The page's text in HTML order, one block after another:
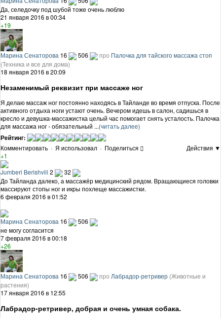
Да, селедочку под шубой тоже очень люблю
21 января 2016 в 00:34
+19
Марина Сенаторова 16 506 про Палочка для тайского массажа стоп
(Техника и все для дома)
18 января 2016 в 20:09
Незаменимый реквизит при массаже ног
Я делаю массаж ног постоянно находясь в Тайланде во время отпуска. После
активного отдыха ноги устают очень. Вечером идешь в салон, садишься в
кресло и девушка-массажистка целый час помогает снять усталость. Палочка
для массажа ног - обязательный ...(читать далее)
Рейтинг:
Комментировать · Я использовал · Поделиться
Действия ▼
+1
Jumberi Berishvili 2
32
До Тайланда далеко, а массажёр медицинский рядом. Вращающиеся головки
массируют стопы ног и икры похлеще массажистки.
6 февраля 2016 в 01:52
Марина Сенаторова 16
506
не могу согласится
7 февраля 2016 в 00:18
+26
Марина Сенаторова 16 506 про Лабрадор-ретривер (Животные и
растения)
17 января 2016 в 12:55
Лабрадор-ретривер, добрая и очень умная собака.